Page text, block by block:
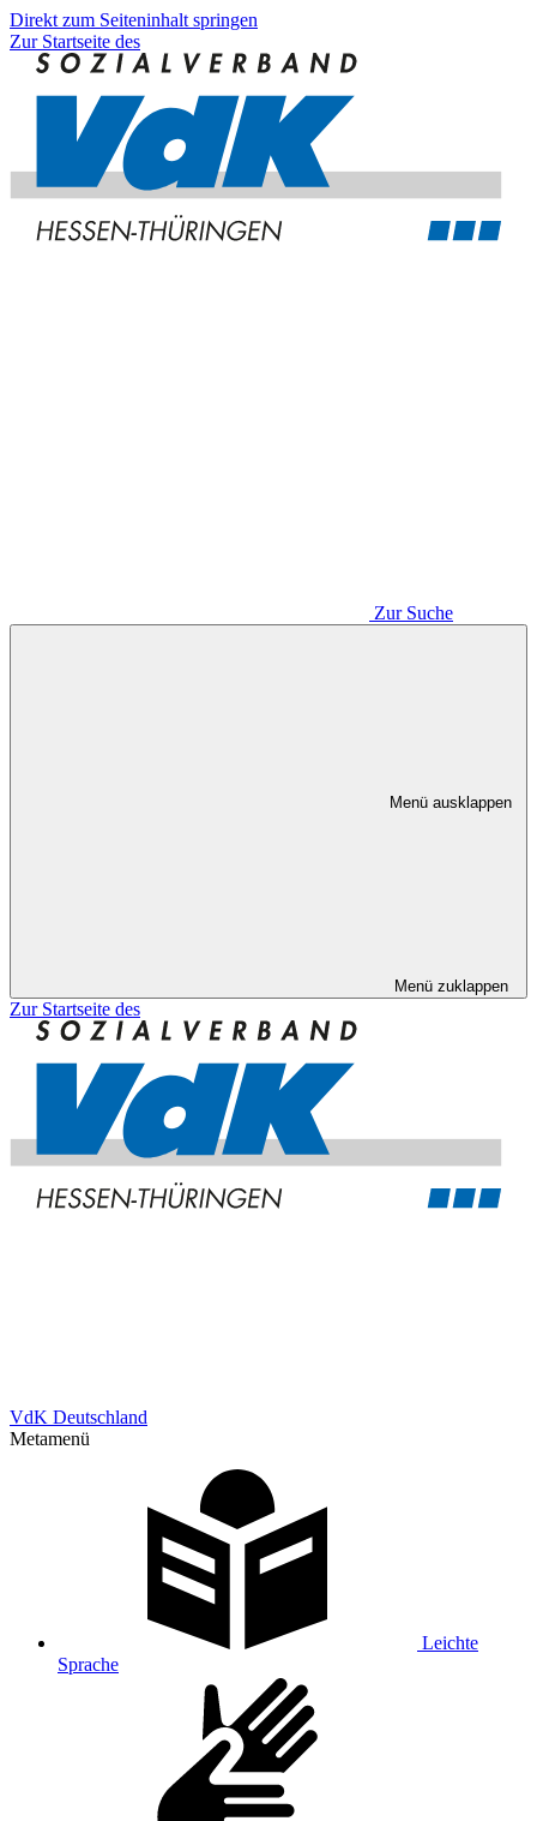
Direkt zum Seiteninhalt springen
Zur Startseite des
Zur Suche
Menü ausklappen
Menü zuklappen
Zur Startseite des
VdK Deutschland
Metamenü
Leichte
Sprache